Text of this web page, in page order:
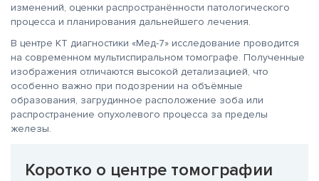
изменений, оценки распространённости патологического
процесса и планирования дальнейшего лечения.
В центре КТ диагностики «Мед-7» исследование проводится
на современном мультиспиральном томографе. Полученные
изображения отличаются высокой детализацией, что
особенно важно при подозрении на объёмные
образования, загрудинное расположение зоба или
распространение опухолевого процесса за пределы
железы.
Коротко о центре томографии